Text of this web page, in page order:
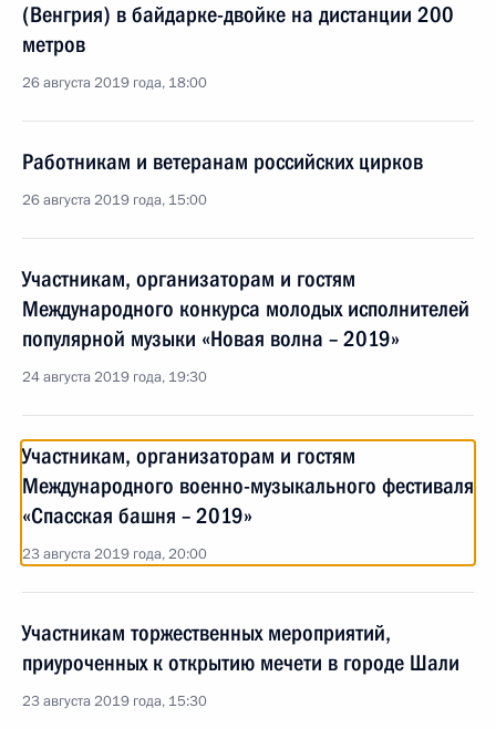
(Венгрия) в байдарке-двойке на дистанции 200
метров
26 августа 2019 года, 18:00
Работникам и ветеранам российских цирков
26 августа 2019 года, 15:00
Участникам, организаторам и гостям
Международного конкурса молодых исполнителей
популярной музыки «Новая волна – 2019»
24 августа 2019 года, 19:30
Участникам, организаторам и гостям
Международного военно-музыкального фестиваля
«Спасская башня – 2019»
23 августа 2019 года, 20:00
Участникам торжественных мероприятий,
приуроченных к открытию мечети в городе Шали
23 августа 2019 года, 15:30